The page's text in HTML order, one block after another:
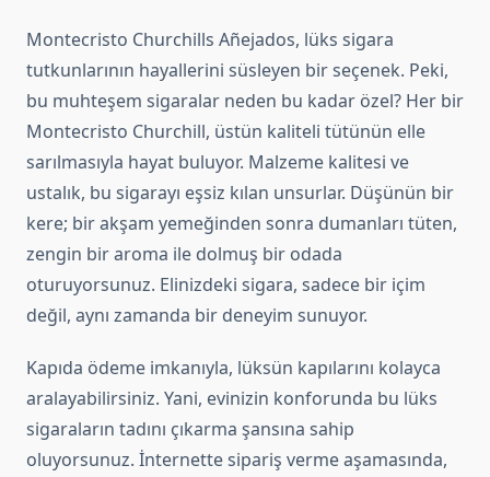
Montecristo Churchills Añejados, lüks sigara
tutkunlarının hayallerini süsleyen bir seçenek. Peki,
bu muhteşem sigaralar neden bu kadar özel? Her bir
Montecristo Churchill, üstün kaliteli tütünün elle
sarılmasıyla hayat buluyor. Malzeme kalitesi ve
ustalık, bu sigarayı eşsiz kılan unsurlar. Düşünün bir
kere; bir akşam yemeğinden sonra dumanları tüten,
zengin bir aroma ile dolmuş bir odada
oturuyorsunuz. Elinizdeki sigara, sadece bir içim
değil, aynı zamanda bir deneyim sunuyor.
Kapıda ödeme imkanıyla, lüksün kapılarını kolayca
aralayabilirsiniz. Yani, evinizin konforunda bu lüks
sigaraların tadını çıkarma şansına sahip
oluyorsunuz. İnternette sipariş verme aşamasında,